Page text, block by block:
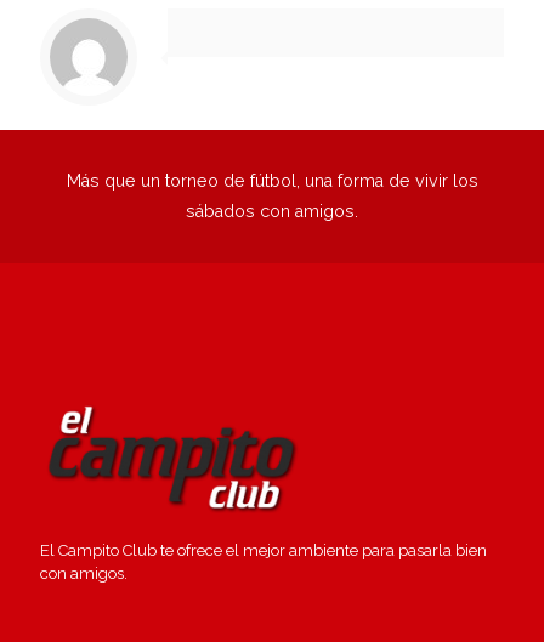
Más que un torneo de fútbol, una forma de vivir los
sábados con amigos.
El Campito Club te ofrece el mejor ambiente para pasarla bien
con amigos.